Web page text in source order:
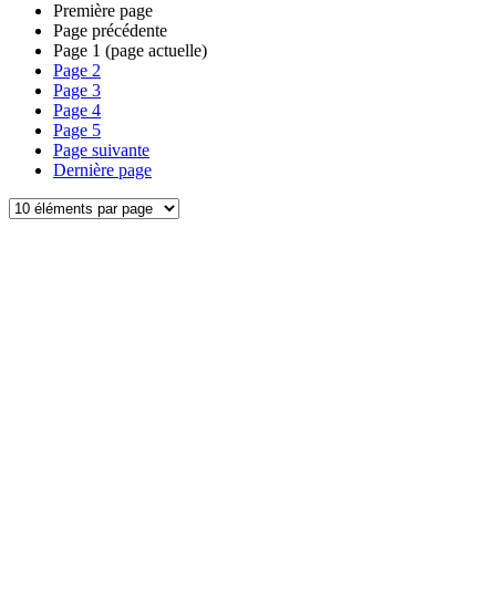
Première page
Page précédente
Page 1 (page actuelle)
Page 2
Page 3
Page 4
Page 5
Page suivante
Dernière page